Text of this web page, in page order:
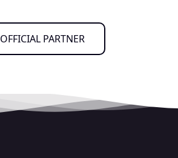
OFFICIAL PARTNER